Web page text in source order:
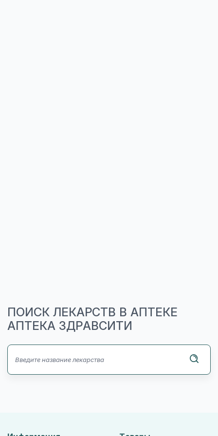
ПОИСК ЛЕКАРСТВ В АПТЕКЕ
АПТЕКА ЗДРАВСИТИ